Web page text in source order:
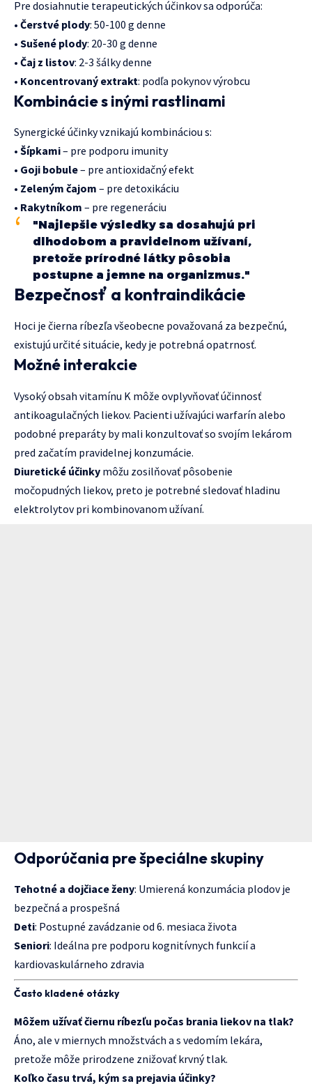
Pre dosiahnutie terapeutických účinkov sa odporúča:
• Čerstvé plody: 50-100 g denne
• Sušené plody: 20-30 g denne
• Čaj z listov: 2-3 šálky denne
• Koncentrovaný extrakt: podľa pokynov výrobcu
Kombinácie s inými rastlinami
Synergické účinky vznikajú kombináciou s:
• Šípkami– pre podporu imunity
• Goji bobule– pre antioxidačný efekt
• Zeleným čajom – pre detoxikáciu
• Rakytníkom – pre regeneráciu
"Najlepšie výsledky sa dosahujú pri
dlhodobom a pravidelnom užívaní,
pretože prírodné látky pôsobia
postupne a jemne na organizmus."
Bezpečnosť a kontraindikácie
Hoci je čierna ríbezľa všeobecne považovaná za bezpečnú,
existujú určité situácie, kedy je potrebná opatrnosť.
Možné interakcie
Vysoký obsah vitamínu K môže ovplyvňovať účinnosť
antikoagulačných liekov. Pacienti užívajúci warfarín alebo
podobné preparáty by mali konzultovať so svojím lekárom
pred začatím pravidelnej konzumácie.
Diuretické účinky môžu zosilňovať pôsobenie
močopudných liekov, preto je potrebné sledovať hladinu
elektrolytov pri kombinovanom užívaní.
Odporúčania pre špeciálne skupiny
Tehotné a dojčiace ženy: Umierená konzumácia plodov je
bezpečná a prospešná
Deti: Postupné zavádzanie od 6. mesiaca života
Seniori: Ideálna pre podporu kognitívnych funkcií a
kardiovaskulárneho zdravia
Často kladené otázky
Môžem užívať čiernu ríbezľu počas brania liekov na tlak?
Áno, ale v miernych množstvách a s vedomím lekára,
pretože môže prirodzene znižovať krvný tlak.
Koľko času trvá, kým sa prejavia účinky?